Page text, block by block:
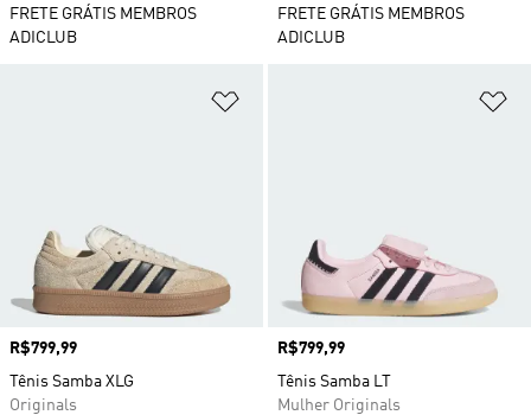
FRETE GRÁTIS MEMBROS
ADICLUB
FRETE GRÁTIS MEMBROS
ADICLUB
Preço
R$799,99
Tênis Samba XLG
Originals
Preço
R$799,99
Tênis Samba LT
Mulher Originals